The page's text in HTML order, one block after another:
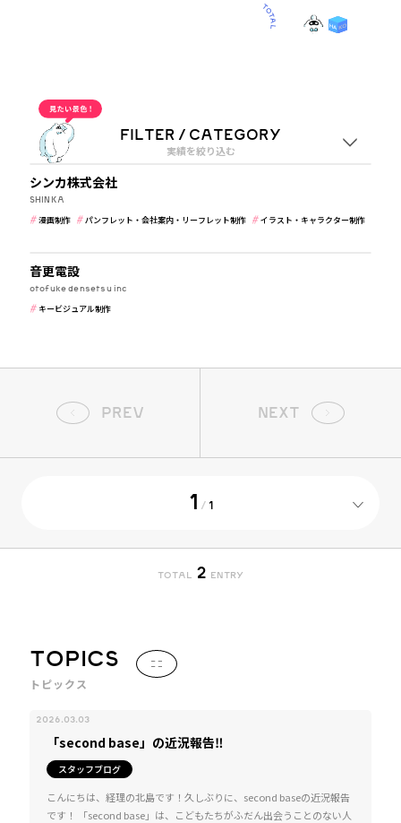
FILTER / CATEGORY
実績を絞り込む
メーカー・製造業
シンカ株式会社
SHINKA
漫画制作 パンフレット・会社案内・リーフレット制作
イラスト・キャラクター制作
音更電設
otofuke densetsu inc
キービジュアル制作
PREV
1 / 1
NEXT
TOTAL 2 ENTRY
TOPICS
トピックス
2026.03.03
「second base」の近況報告‼
スタッフブログ
こんにちは、経理の北島です！久しぶりに、second baseの近況報告
です！ 「second base」は、こどもたちがふだん出会うことのない人